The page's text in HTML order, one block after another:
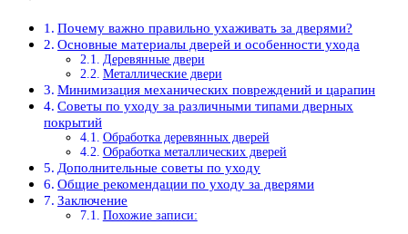
Почему важно правильно ухаживать за дверями?
Основные материалы дверей и особенности ухода
Деревянные двери
Металлические двери
Минимизация механических повреждений и царапин
Советы по уходу за различными типами дверных
покрытий
Обработка деревянных дверей
Обработка металлических дверей
Дополнительные советы по уходу
Общие рекомендации по уходу за дверями
Заключение
Похожие записи: